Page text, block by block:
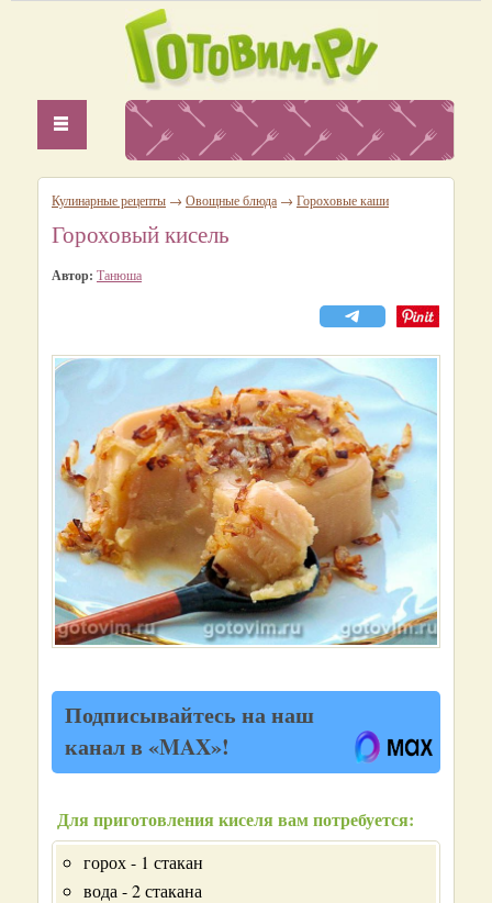
Кулинарные рецепты → Овощные блюда → Гороховые каши
Гороховый кисель
Автор: Танюша
Подписывайтесь на наш
канал в «MAX»!
Для приготовления киселя вам потребуется:
горох - 1 стакан
вода - 2 стакана